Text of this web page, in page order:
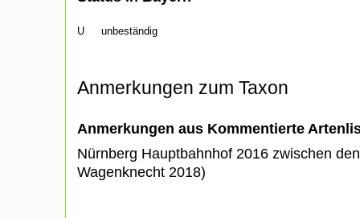
U unbeständig
Anmerkungen zum Taxon
Anmerkungen aus Kommentierte
Nürnberg Hauptbahnhof 2016 zwischen
Wagenknecht 2018)